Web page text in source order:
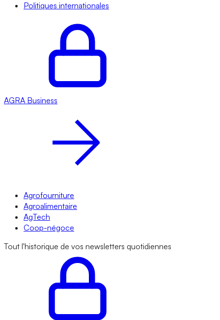
Politiques internationales
AGRA Business
Agrofourniture
Agroalimentaire
AgTech
Coop-négoce
Tout l'historique de vos newsletters quotidiennes